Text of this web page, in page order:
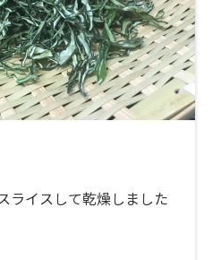
ライスして乾燥しました